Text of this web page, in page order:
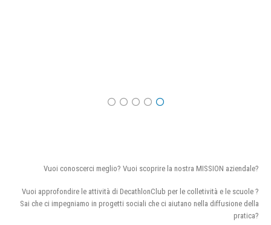
Vuoi conoscerci meglio? Vuoi scoprire la nostra MISSION aziendale?
Vuoi approfondire le attività di DecathlonClub per le colletività e le scuole ?
Sai che ci impegniamo in progetti sociali che ci aiutano nella diffusione della
pratica?